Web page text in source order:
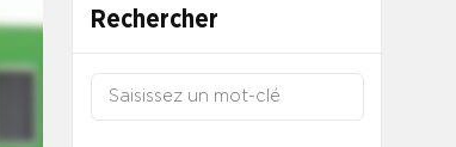
Rechercher